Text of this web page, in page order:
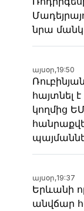
նրա
այսօր,19:50
հայտնել
կողմից
այսօր,19:37
Երևանի
անվճար